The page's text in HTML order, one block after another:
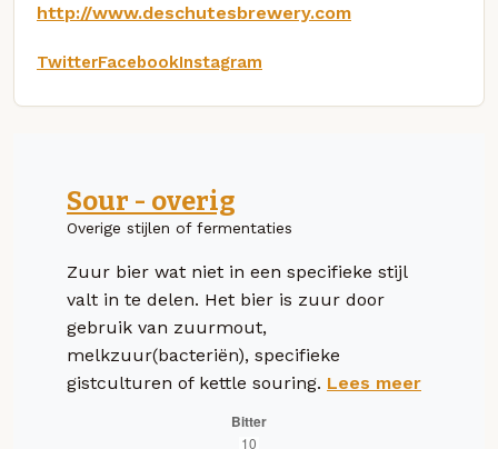
http://www.deschutesbrewery.com
TwitterFacebookInstagram
Sour - overig
Overige stijlen of fermentaties
Zuur bier wat niet in een specifieke stijl
valt in te delen. Het bier is zuur door
gebruik van zuurmout,
melkzuur(bacteriën), specifieke
gistculturen of kettle souring. Lees meer